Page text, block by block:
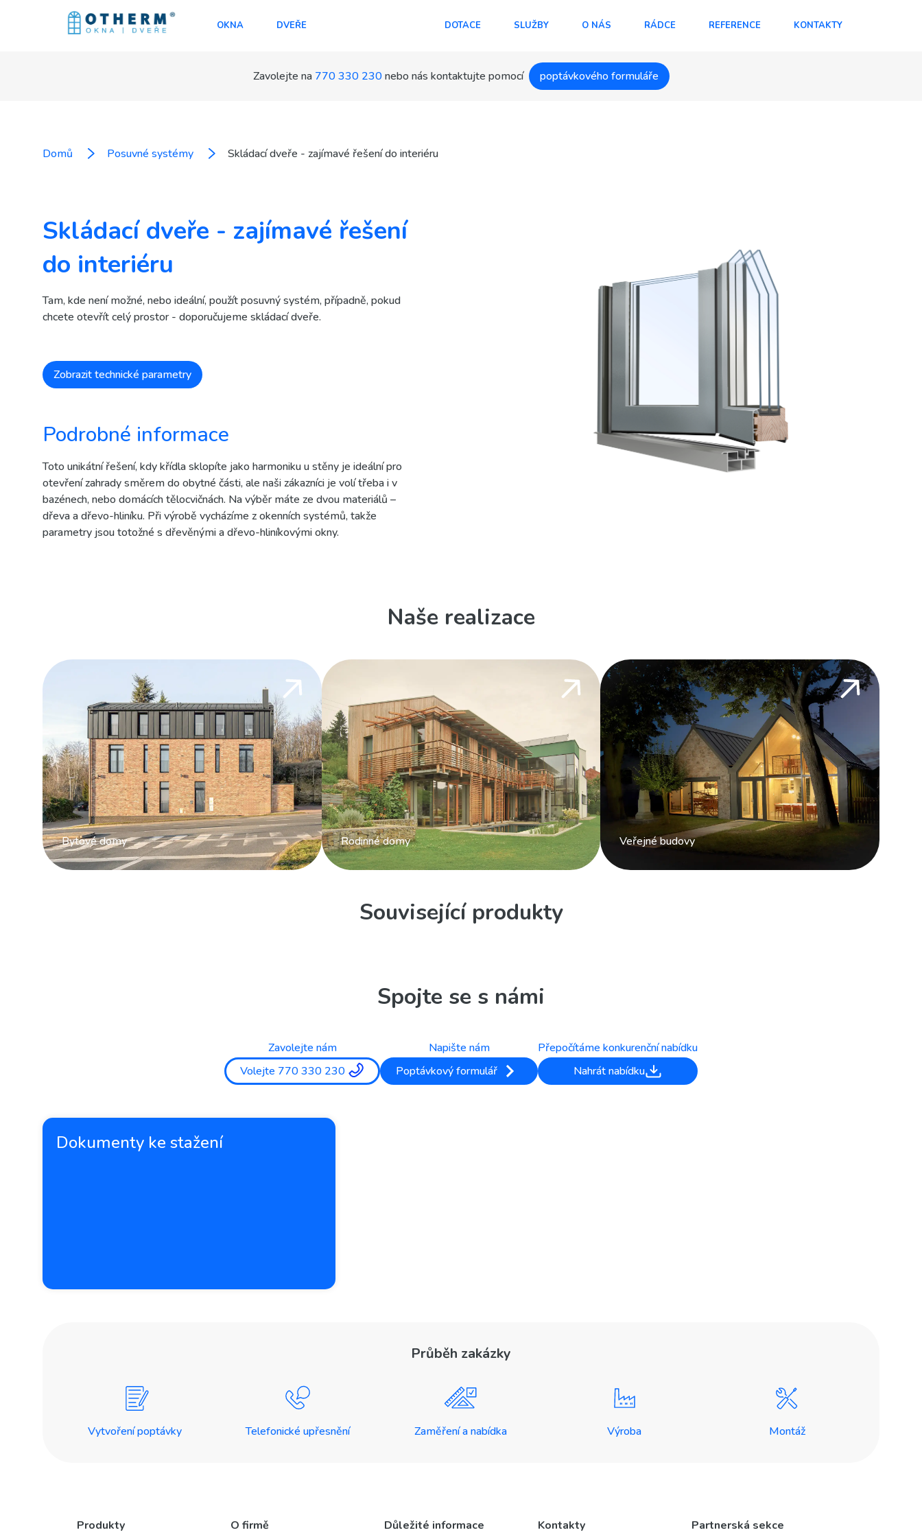
OKNA DVEŘE DOTACE SLUŽBY O NÁS RÁDCE REFERENCE KONTAKTY
Zavolejte na 770 330 230 nebo nás kontaktujte pomocí poptávkového formuláře
Domů Posuvné systémy Skládací dveře - zajímavé řešení do interiéru
Skládací dveře - zajímavé řešení
do interiéru
Tam, kde není možné, nebo ideální, použít posuvný systém, případně, pokud
chcete otevřít celý prostor - doporučujeme skládací dveře.
Zobrazit technické parametry
Podrobné informace
Toto unikátní řešení, kdy křídla sklopíte jako harmoniku u stěny je ideální pro
otevření zahrady směrem do obytné části, ale naši zákazníci je volí třeba i v
bazénech, nebo domácích tělocvičnách. Na výběr máte ze dvou materiálů –
dřeva a dřevo-hliníku. Při výrobě vycházíme z okenních systémů, takže
parametry jsou totožné s dřevěnými a dřevo-hliníkovými okny.
Naše realizace
Bytové domy Rodinné domy Veřejné budovy
Související produkty
Spojte se s námi
Zavolejte nám
Volejte 770 330 230
Napište nám
Poptávkový formulář
Přepočítáme konkurenční nabídku
Nahrát nabídku
Dokumenty ke stažení
Průběh zakázky
Vytvoření poptávky Telefonické upřesnění Zaměření a nabídka Výroba Montáž
Produkty O firmě Důležité informace Kontakty Partnerská sekce